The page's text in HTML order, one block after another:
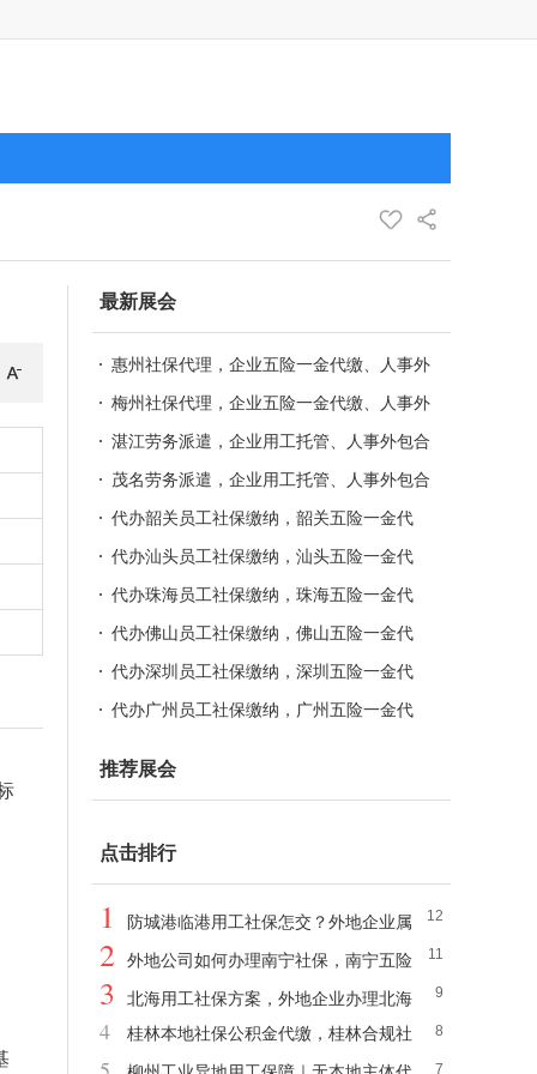
最新展会
惠州社保代理，企业五险一金代缴、人事外
包合规服务
梅州社保代理，企业五险一金代缴、人事外
包合规服务
湛江劳务派遣，企业用工托管、人事外包合
规服务
茂名劳务派遣，企业用工托管、人事外包合
规服务
代办韶关员工社保缴纳，韶关五险一金代
买，韶关劳务派遣公司
代办汕头员工社保缴纳，汕头五险一金代
买，汕头劳务派遣公司
代办珠海员工社保缴纳，珠海五险一金代
买，珠海劳务派遣公司
代办佛山员工社保缴纳，佛山五险一金代
买，佛山劳务派遣公司
代办深圳员工社保缴纳，深圳五险一金代
买，深圳劳务派遣公司
代办广州员工社保缴纳，广州五险一金代
推荐展会
点击排行
12
1
防城港临港用工社保怎交？外地企业属
地社保公积金合规托管服务
11
2
外地公司如何办理南宁社保，南宁五险
一金代买，南宁人事外包方案
9
3
北海用工社保方案，外地企业办理北海
社保，北海五险一金服务
8
4
桂林本地社保公积金代缴，桂林合规社
7